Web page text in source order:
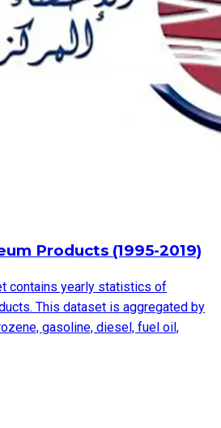
Products (1995-2019)
contains yearly statistics of
This dataset is aggregated by
gasoline, diesel, fuel oil,